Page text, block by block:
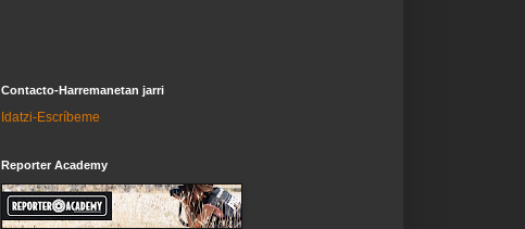
Contacto-Harremanetan jarri
Idatzi-Escríbeme
Reporter Academy